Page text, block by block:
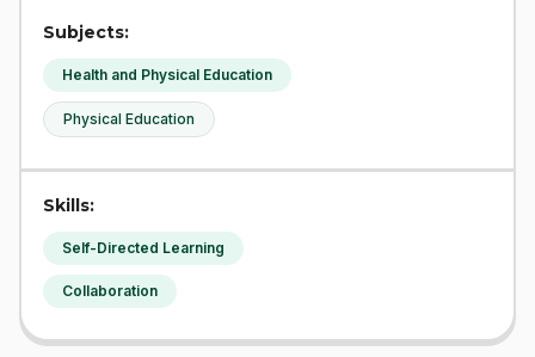
Subjects:
Health and Physical Education
Physical Education
Skills:
Self-Directed Learning
Collaboration